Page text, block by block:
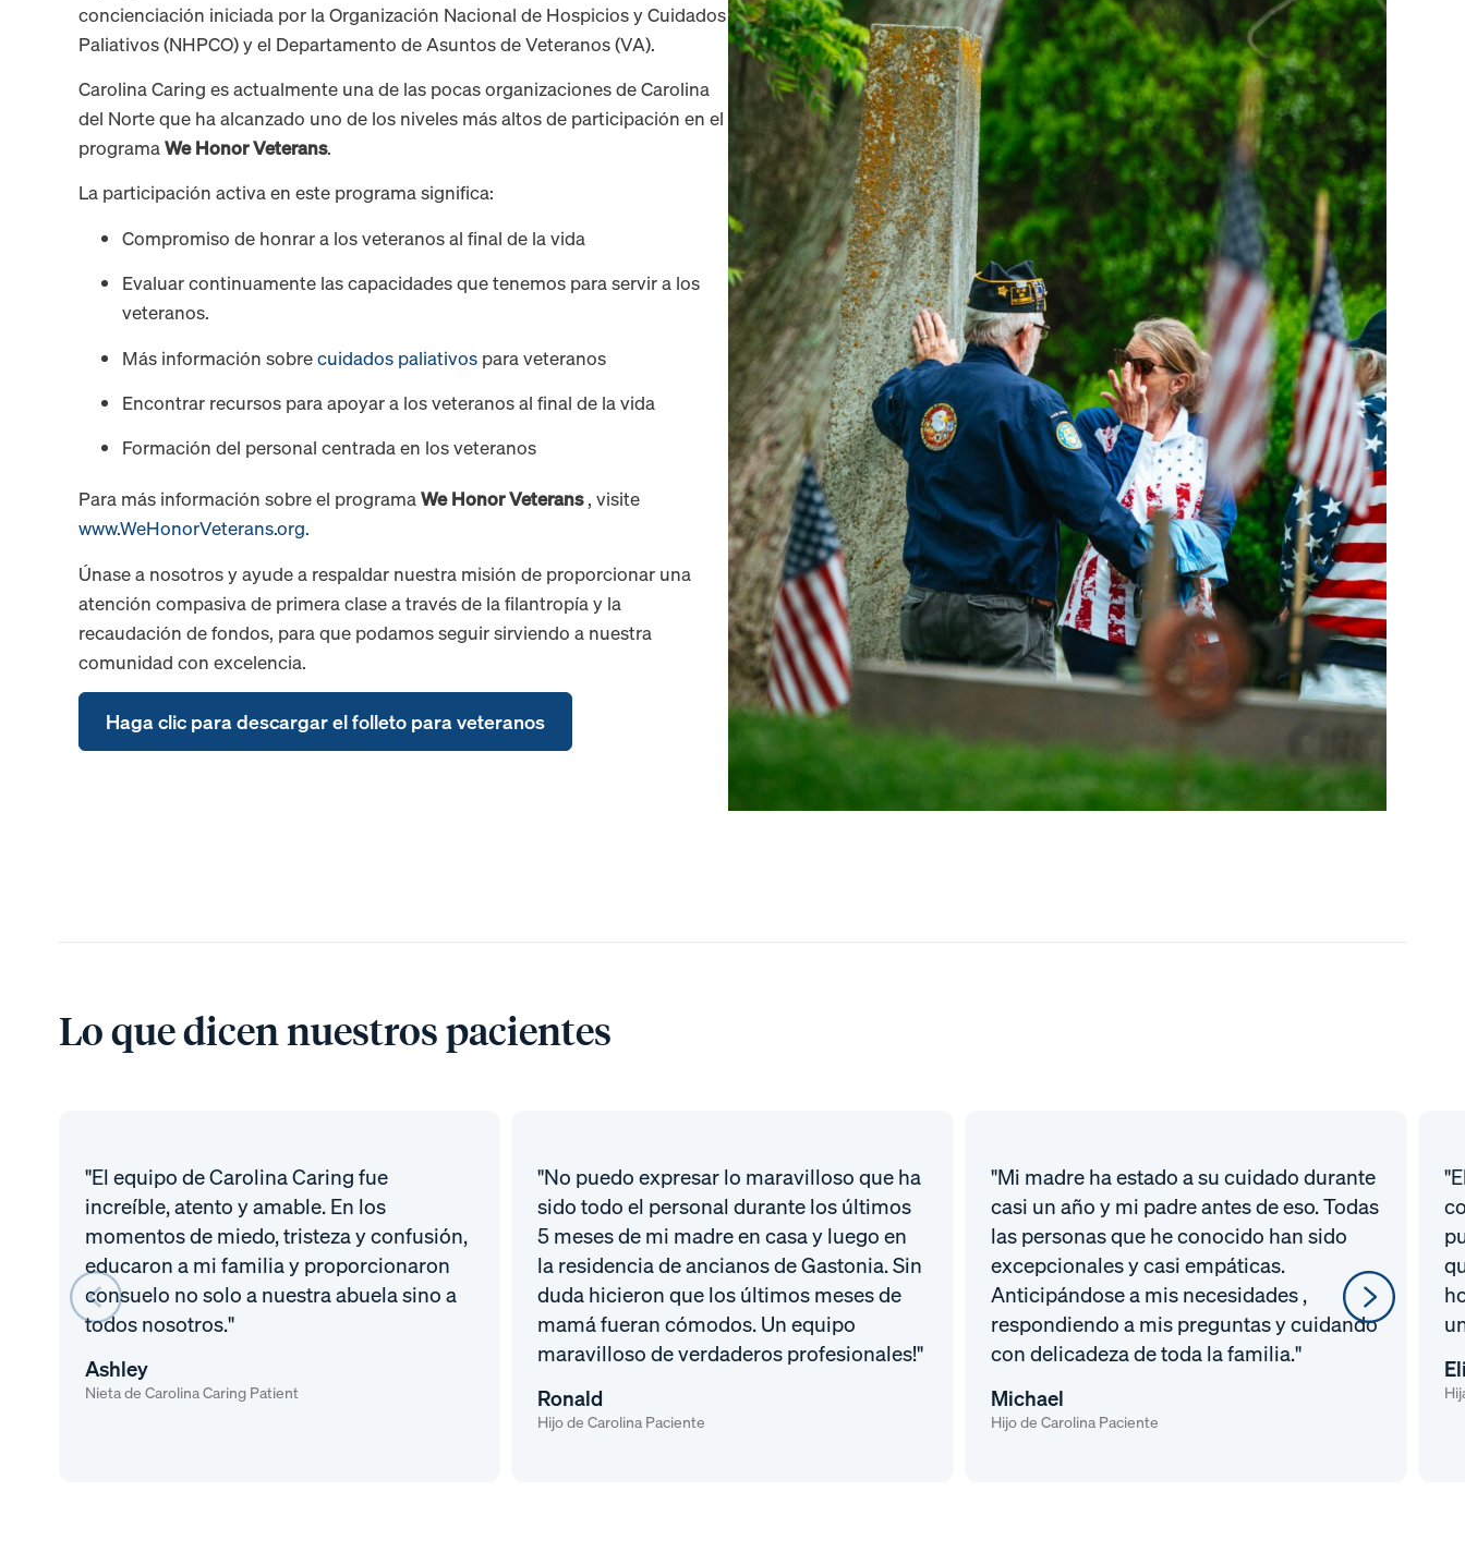
concienciación iniciada por la Organización Nacional de Hospicios y Cuidados
Paliativos (NHPCO) y el Departamento de Asuntos de Veteranos (VA).
Carolina Caring es actualmente una de las pocas organizaciones de Carolina
del Norte que ha alcanzado uno de los niveles más altos de participación en el
programaWe Honor Veterans.
La participación activa en este programa significa:
Compromiso de honrar a los veteranos al final de la vida
Evaluar continuamente las capacidades que tenemos para servir a los
veteranos.
Más información sobrecuidados paliativos para veteranos
Encontrar recursos para apoyar a los veteranos al final de la vida
Formación del personal centrada en los veteranos
Para más información sobre el programaWe Honor Veterans, visite
www.WeHonorVeterans.org.
Únase a nosotros y ayude a respaldar nuestra misión de proporcionar una
atención compasiva de primera clase a través de la filantropía y la
recaudación de fondos, para que podamos seguir sirviendo a nuestra
comunidad con excelencia.
Haga clic para descargar el folleto para veteranos
Lo que dicen nuestros pacientes
"El equipo de Carolina Caring fue
increíble, atento y amable. En los
momentos de miedo, tristeza y confusión,
educaron a mi familia y proporcionaron
consuelo no solo a nuestra abuela sino a
todos nosotros."
Ashley
Nieta de Carolina Caring Patient
"No puedo expresar lo maravilloso que ha
sido todo el personal durante los últimos
5 meses de mi madre en casa y luego en
la residencia de ancianos de Gastonia. Sin
duda hicieron que los últimos meses de
mamá fueran cómodos. Un equipo
maravilloso de verdaderos profesionales!"
Ronald
Hijo de Carolina Paciente
"Mi madre ha estado a su cuidado durante
casi un año y mi padre antes de eso. Todas
las personas que he conocido han sido
excepcionales y casi empáticas.
Anticipándose a mis necesidades ,
respondiendo a mis preguntas y cuidando
con delicadeza de toda la familia."
Michael
Hijo de Carolina Paciente